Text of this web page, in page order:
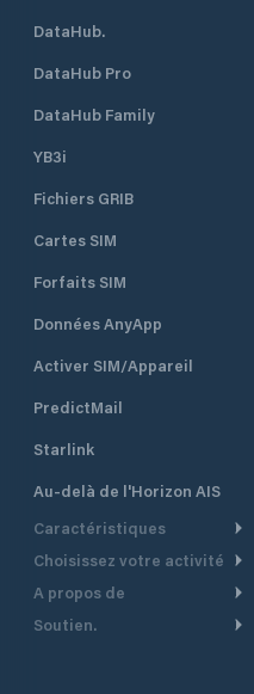
DataHub.
DataHub Pro
DataHub Family
YB3i
Fichiers GRIB
Cartes SIM
Forfaits SIM
Données AnyApp
Activer SIM/Appareil
PredictMail
Starlink
Au-delà de l'Horizon AIS
Caractéristiques
Routage Météo
Routage bateau à moteur
Choisissez votre activité
Croisière
A propos de
Aperçu
Soutien.